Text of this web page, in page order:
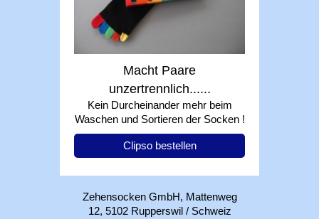
Macht Paare
unzertrennlich......
Kein Durcheinander mehr beim
Waschen und Sortieren der Socken !
Clipso bestellen
Zehensocken GmbH, Mattenweg
12, 5102 Rupperswil / Schweiz